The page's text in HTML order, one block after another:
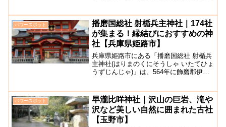
は天楽山弘秀寺といったように名前が異
なっていまし...
パワースポット
播磨国総社 射楯兵主神社｜174社
が集まる！縁結びにおすすめの神
社【兵庫県姫路市】
兵庫県姫路市にある「播磨国総社 射楯兵
主神社(はりまのくにそうしゃ いたてひょ
うずじんじゃ)」は、564年に飾磨郡伊和
れており、1400年以上の歴史を誇りま
す。...
パワースポット
早瀧比咩神社｜沢山の巨岩、滝や
沢など美しい自然に囲まれた古社
【玉野市】